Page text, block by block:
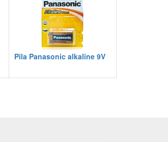
Pila Panasonic alkaline 9V